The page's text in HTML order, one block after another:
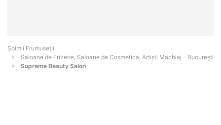
Șoimii Frumuseții
Saloane de Frizerie, Saloane de Cosmetica, Artiști Machiaj - Bucureşti
Supreme Beauty Salon